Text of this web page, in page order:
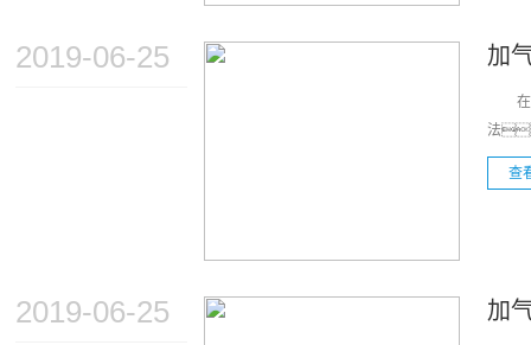
2019-06-25 加
在加
法
查
2019-06-25 加